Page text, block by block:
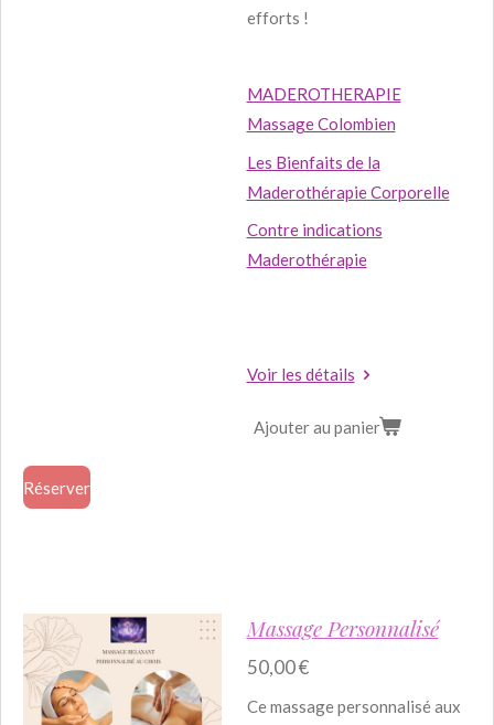
efforts !
MADEROTHERAPIE
Massage Colombien
Les Bienfaits de la
Maderothérapie Corporelle
Contre indications
Maderothérapie
Voir les détails
Ajouter au panier
Réserver
Massage Personnalisé
50,00 €
Ce massage personnalisé aux